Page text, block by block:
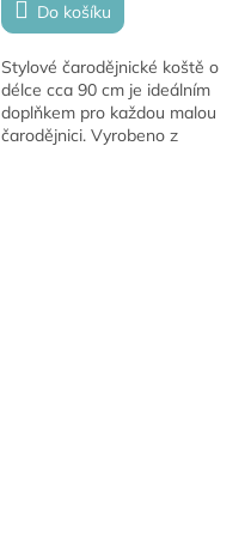
Do košíku
Stylové čarodějnické koště o
délce cca 90 cm je ideálním
doplňkem pro každou malou
čarodějnici. Vyrobeno z